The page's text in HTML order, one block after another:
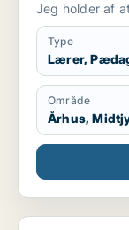
Jeg holder af
og social
omkring at
personale.
det godt med.
Type
Lærer,
Område
Århus,